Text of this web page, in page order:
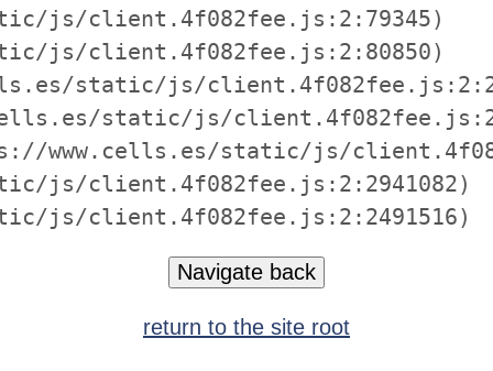
js/client.4f082fee.js:2:79345)
js/client.4f082fee.js:2:80850)
static/js/
static/js/
www.cells.es/static/js/
js/client.4f082fee.js:2:2941082)
js/client.4f082fee.js:2:2491516)
Navigate back
return to the site root